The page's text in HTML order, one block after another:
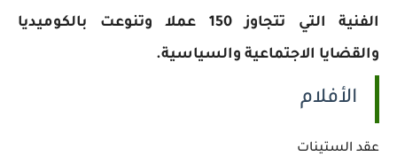
الفنية التي تتجاوز 150 عملا وتنوعت بالكوميديا
والقضايا الاجتماعية والسياسية.
الأفلام
عقد الستينات